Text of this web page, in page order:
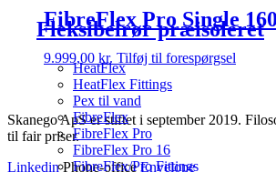
Fleksibelrør præisoleret
HeatFlex
HeatFlex Fittings
Pex til vand
FibreFlex
FibreFlex Pro
FibreFlex Pro 16
FibreFlex/Pro Fittings
FibreFlex Pro Single
9.999,00 kr. Tilføj til forespørgsel
Skanego ApS er stiftet i september 2019.
til fair priser.
Linkedin Phone-office Envelope